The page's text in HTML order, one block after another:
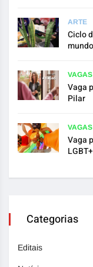
ARTE
Ciclo
VAGAS
Vaga
Pilar
VAGAS
Vaga
Categorias
Editais